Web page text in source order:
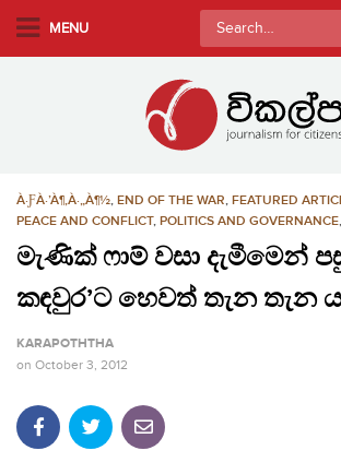
MENU
Search
for:
À·ƑÀ·’À¶‚À·„À¶½, END OF THE WAR, FEATURED
PEACE AND CONFLICT, POLITICS AND GOVERNANCE,
මැණික් ෆාම් වසා දැමීමෙන්
කඳවුර’ට හෙවත් තැන තැන
KARAPOTHTHA
on October 3, 2012